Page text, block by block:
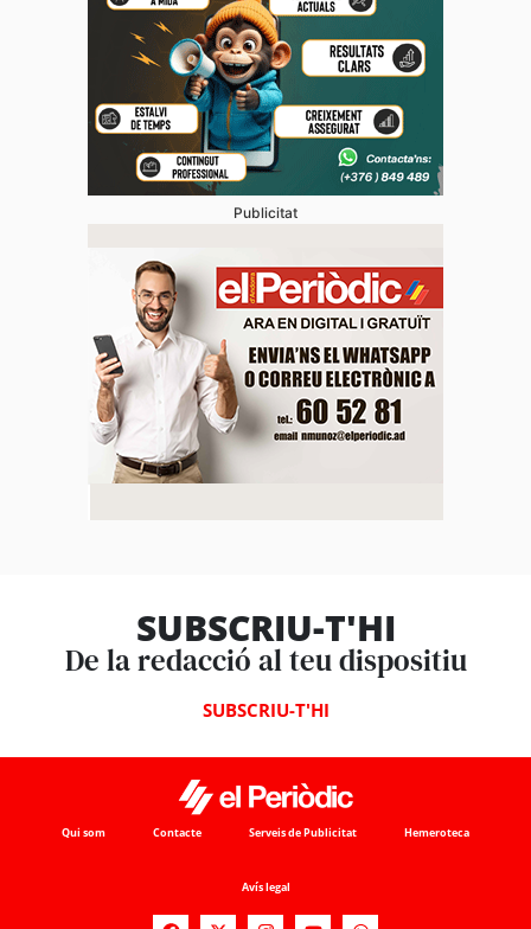
Publicitat
SUBSCRIU-T'HI
De la redacció al teu dispositiu
SUBSCRIU-T'HI
Qui som Contacte Serveis de Publicitat Hemeroteca
Avís legal